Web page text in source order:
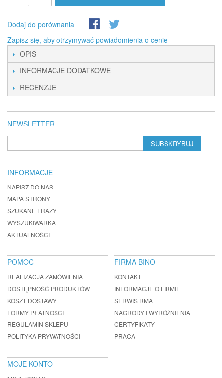
Dodaj do porównania
Zapisz się, aby otrzymywać powiadomienia o cenie
OPIS
INFORMACJE DODATKOWE
RECENZJE
NEWSLETTER
SUBSKRYBUJ
INFORMACJE
NAPISZ DO NAS
MAPA STRONY
SZUKANE FRAZY
WYSZUKIWARKA
AKTUALNOŚCI
POMOC
REALIZACJA ZAMÓWIENIA
DOSTĘPNOŚĆ PRODUKTÓW
KOSZT DOSTAWY
FORMY PŁATNOŚCI
REGULAMIN SKLEPU
POLITYKA PRYWATNOŚCI
FIRMA BINO
KONTAKT
INFORMACJE O FIRMIE
SERWIS RMA
NAGRODY I WYRÓŻNIENIA
CERTYFIKATY
PRACA
MOJE KONTO